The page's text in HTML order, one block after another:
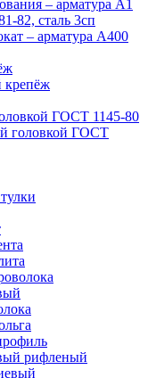
– арматура А1
82, сталь 3сп
– арматура А400
крепёж
ГОСТ 1145-80
головкой ГОСТ
рифленый